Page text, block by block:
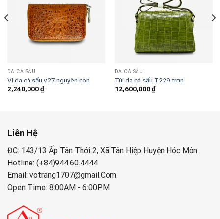
DA CÁ SẤU
Ví da cá sấu v27 nguyên con
2,240,000₫
DA CÁ SẤU
Túi da cá sấu T229 trơn
12,600,000₫
Liên Hệ
ĐC: 143/13 Ấp Tân Thới 2, Xã Tân Hiệp Huyện Hóc Môn
Hotline: (+84)944.60.4444
Email: votrang1707@gmail.Com
Open Time: 8:00AM - 6:00PM